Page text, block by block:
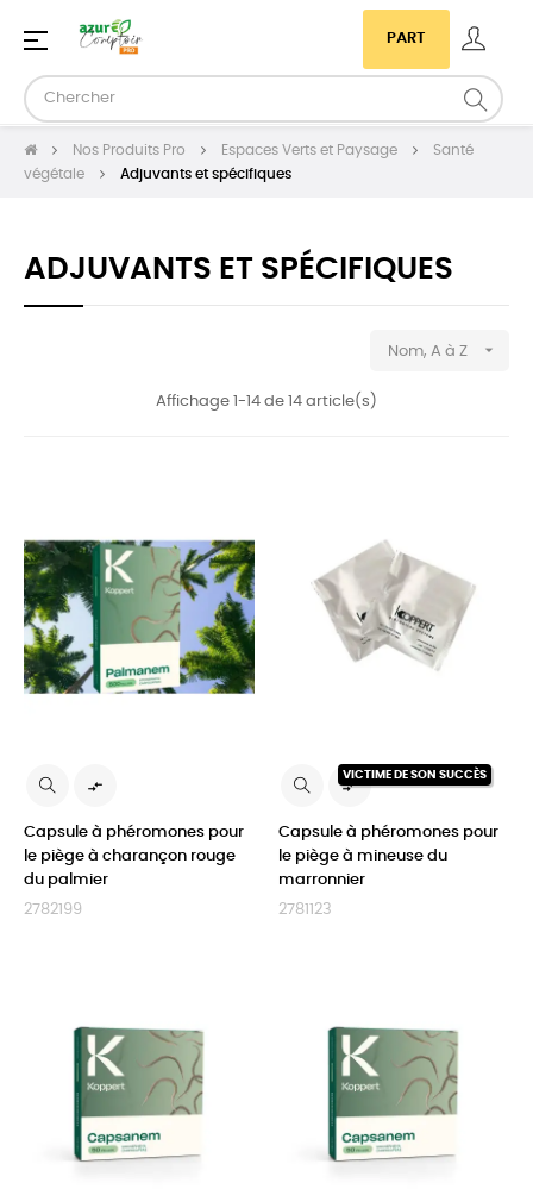
PART
Basculer
navigation
☰
Nos Produits Pro Espaces Verts et Paysage
Santé
végétale
Adjuvants et spécifiques
ADJUVANTS ET SPÉCIFIQUES
Nom, A à Z 
Affichage 1-14 de 14 article(s)

Capsule à phéromones pour
le piège à charançon rouge
du palmier
2782199
VICTIME DE SON SUCCÈS

Capsule à phéromones pour
le piège à mineuse du
marronnier
2781123